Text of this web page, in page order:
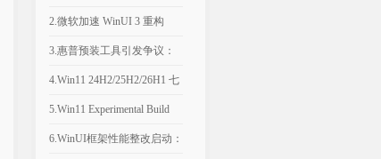
计划年底优化Win11，改善
8GB设备运行体验
2.微软加速 WinUI 3 重构
Win11，深色属性界面仅是
开端
3.惠普预装工具引发争议：
Win11电脑反复推送弹窗，
引导设置Bing为默认搜索引
擎
4.Win11 24H2/25H2/26H1 七
月可选更新：文件管理器优
化文件大小单位
5.Win11 Experimental Build
29634.1000：新增语音访问
6.WinUI框架性能整改启动：